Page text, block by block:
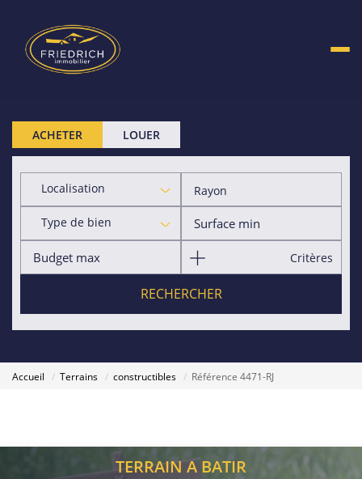
ACHETER LOUER
Localisation Rayon
Type de bien
Critères
RECHERCHER
Accueil Terrains constructibles Référence 4471-RJ
TERRAIN A BATIR